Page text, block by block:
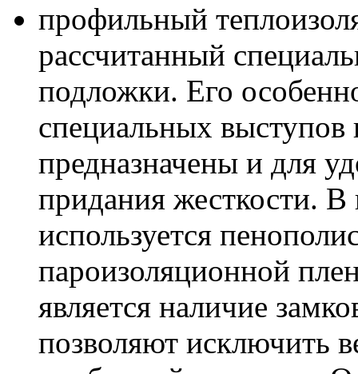
профильный
рассчитанный
подложки. Его
специальных
предназначены и для
придания жесткости. В
используется
пароизоляционной
является наличие
позволяют исключить